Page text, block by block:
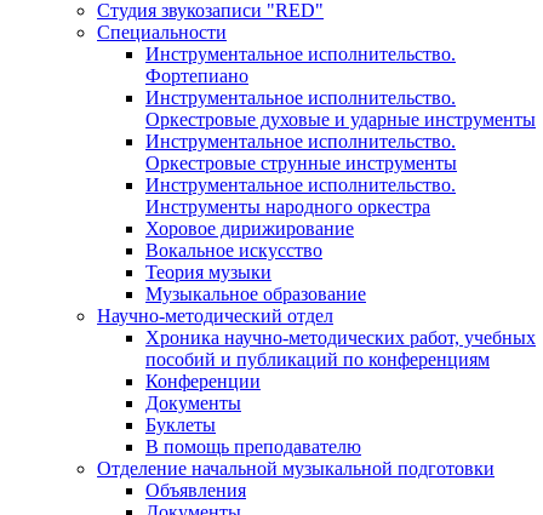
Студия звукозаписи "RED"
Специальности
Инструментальное исполнительство.
Фортепиано
Инструментальное исполнительство.
Оркестровые духовые и ударные инструменты
Инструментальное исполнительство.
Оркестровые струнные инструменты
Инструментальное исполнительство.
Инструменты народного оркестра
Хоровое дирижирование
Вокальное искусство
Теория музыки
Музыкальное образование
Научно-методический отдел
Хроника научно-методических работ, учебных
пособий и публикаций по конференциям
Конференции
Документы
Буклеты
В помощь преподавателю
Отделение начальной музыкальной подготовки
Объявления